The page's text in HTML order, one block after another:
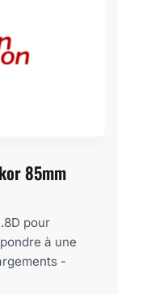
85mm
pour
à une
-